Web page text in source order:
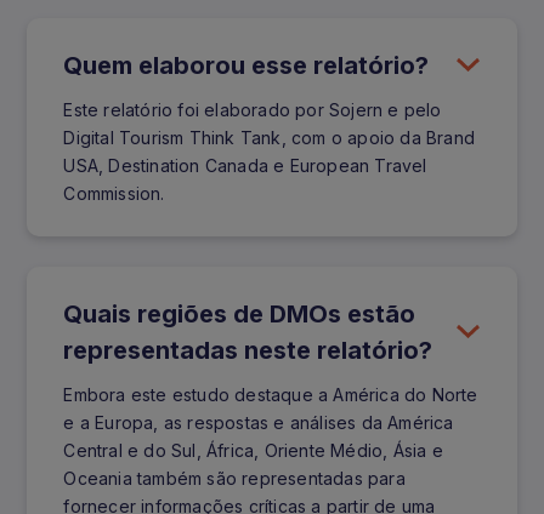
Quem elaborou esse relatório?
Este relatório foi elaborado por Sojern e pelo
Digital Tourism Think Tank, com o apoio da Brand
USA, Destination Canada e European Travel
Commission.
Quais regiões de DMOs estão
representadas neste relatório?
Embora este estudo destaque a América do Norte
e a Europa, as respostas e análises da América
Central e do Sul, África, Oriente Médio, Ásia e
Oceania também são representadas para
fornecer informações críticas a partir de uma